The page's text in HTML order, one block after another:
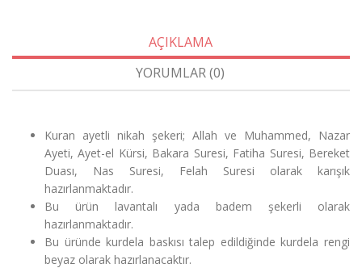
AÇIKLAMA
YORUMLAR (0)
Kuran ayetli nikah şekeri; Allah ve Muhammed, Nazar
Ayeti, Ayet-el Kürsi, Bakara Suresi, Fatiha Suresi, Bereket
Duası, Nas Suresi, Felah Suresi olarak karışık
hazırlanmaktadır.
Bu ürün lavantalı yada badem şekerli olarak
hazırlanmaktadır.
Bu üründe kurdela baskısı talep edildiğinde kurdela rengi
beyaz olarak hazırlanacaktır.